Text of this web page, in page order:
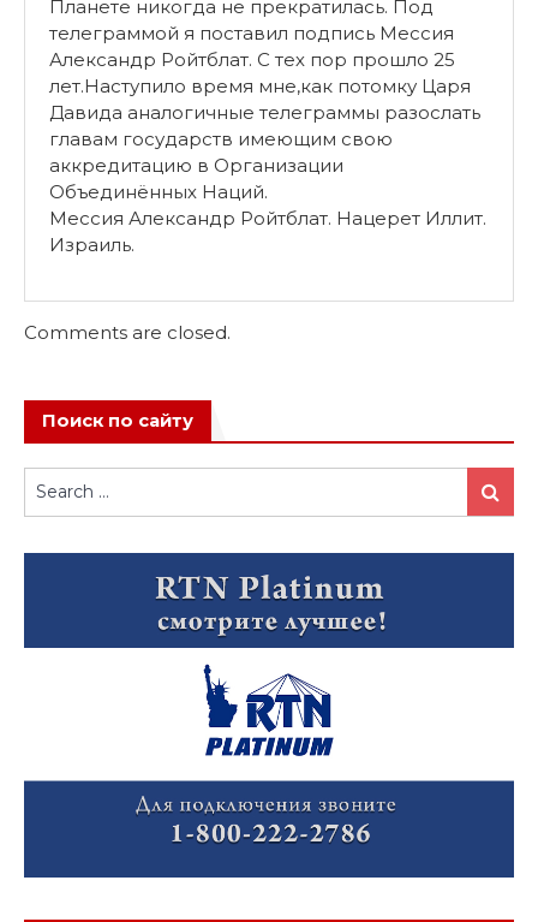
Планете никогда не прекратилась. Под
телеграммой я поставил подпись Мессия
Александр Ройтблат. С тех пор прошло 25
лет.Наступило время мне,как потомку Царя
Давида аналогичные телеграммы разослать
главам государств имеющим свою
аккредитацию в Организации
Объединённых Наций.
Мессия Александр Ройтблат. Нацерет Иллит.
Израиль.
Comments are closed.
Поиск по сайту
for:
Search